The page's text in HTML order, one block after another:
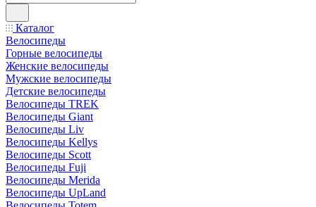
Каталог
Велосипеды
Горные велосипеды
Женские велосипеды
Мужские велосипеды
Детские велосипеды
Велосипеды TREK
Велосипеды Giant
Велосипеды Liv
Велосипеды Kellys
Велосипеды Scott
Велосипеды Fuji
Велосипеды Merida
Велосипеды UpLand